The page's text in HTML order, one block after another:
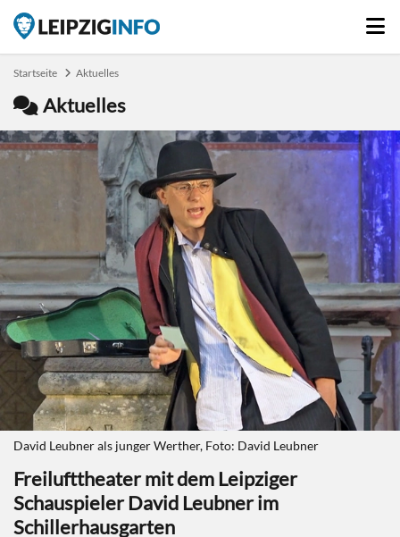
Startseite Aktuelles
Aktuelles
David Leubner als junger Werther, Foto: David Leubner
Freilufttheater mit dem Leipziger
Schauspieler David Leubner im
Schillerhausgarten